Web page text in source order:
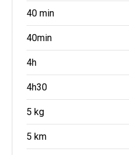
40 min
40min
4h
4h30
5 kg
5 km